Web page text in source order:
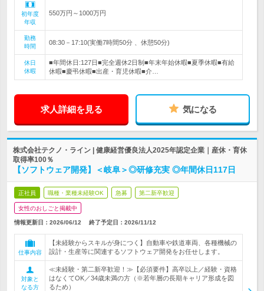
初年度
年収
550万円～1000万円
勤務
時間
08:30－17:10(実働7時間50分 、休憩50分)
休日
休暇
■年間休日:127日■完全週休2日制■年末年始休暇■夏季休暇■有給
休暇■慶弔休暇■出産・育児休暇■介…
求人詳細を見る 気になる
株式会社テクノ・ライン | 健康経営優良法人2025年認定企業｜産休・育休
取得率100％
【ソフトウェア開発】＜岐阜＞◎研修充実 ◎年間休日117日
正社員 職種・業種未経験OK 急募 第二新卒歓迎
女性のおしごと掲載中
情報更新日：2026/06/12 終了予定日： 2026/11/12
仕事内容
【未経験からスキルが身につく】自動車や鉄道車両、各種機械の
設計・生産等に関連するソフトウェア開発をお任せします。
対象と
なる方
≪未経験・第二新卒歓迎！≫【必須要件】高卒以上／経験・資格
はなくてOK／34歳未満の方（※若年層の長期キャリア形成を図
るため）